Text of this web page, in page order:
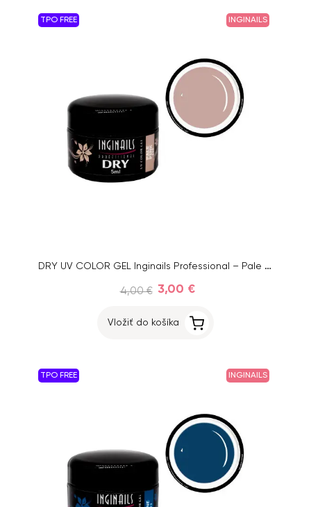
TPO FREE INGINAILS
DRY UV COLOR GEL Inginails Professional – Pale Pink 115, 5ml
4,00 € 3,00 €
Vložiť do košíka
TPO FREE INGINAILS